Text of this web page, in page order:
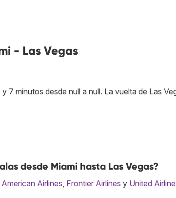
- Las Vegas
7 minutos desde null a null. La vuelta de Las
desde Miami hasta Las Vegas?
American Airlines, Frontier Airlines y United